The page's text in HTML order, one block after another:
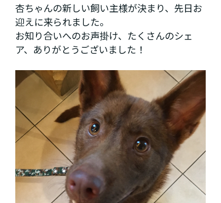
杏ちゃんの新しい飼い主様が決まり、先日お
迎えに来られました。
お知り合いへのお声掛け、たくさんのシェ
ア、ありがとうございました！